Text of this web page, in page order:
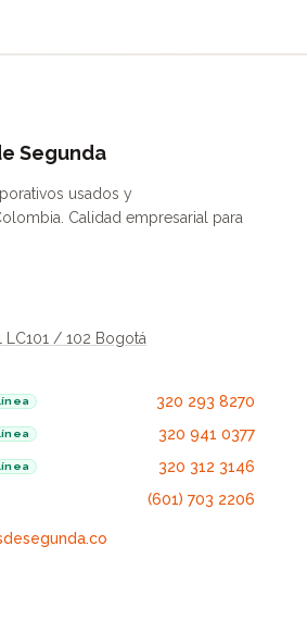
Segunda
usados y
Calidad empresarial para
LC101 / 102 Bogotá
320 293 8270
320 941 0377
320 312 3146
(601) 703 2206